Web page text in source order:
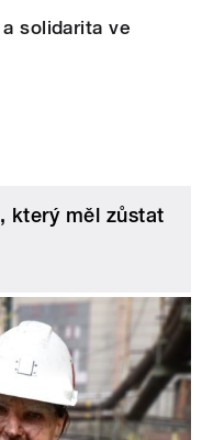
solidarita ve
který měl zůstat